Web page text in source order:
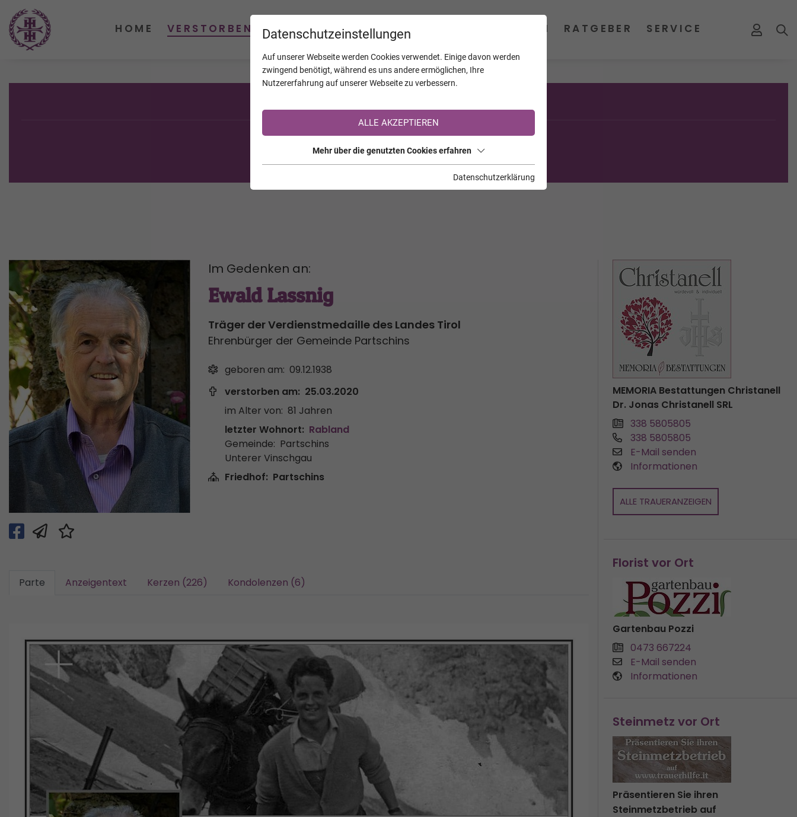
Sie sind noch nicht auf TrauerHilfe.it registriert?
>> zur kostenlosen Registrierung <<
Im Gedenken an:
Ewald Lassnig
Träger der Verdienstmedaille des Landes Tirol
Ehrenbürger der Gemeinde Partschins
geboren am: 09.12.1938
verstorben am: 25.03.2020
im Alter von: 81 Jahren
letzter Wohnort: Rabland
Gemeinde: Partschins
Unterer Vinschgau
Friedhof: Partschins
Parte Anzeigentext Kerzen (226) Kondolenzen (6)
MEMORIA Bestattungen Christanell
Dr. Jonas Christanell SRL
338 5805805
338 5805805
E-Mail senden
Informationen
ALLE TRAUERANZEIGEN
Florist vor Ort
Gartenbau Pozzi
0473 667224
E-Mail senden
Informationen
Steinmetz vor Ort
Präsentieren Sie ihren
Steinmetzbetrieb auf
Datenschutzeinstellungen
Auf unserer Webseite werden Cookies verwendet. Einige davon werden
zwingend benötigt, während es uns andere ermöglichen, Ihre
Nutzererfahrung auf unserer Webseite zu verbessern.
ALLE AKZEPTIEREN
Mehr über die genutzten Cookies erfahren
Datenschutzerklärung
HOME VERSTORBENE KALENDER JAHRESTAGE UNTERNEHMEN RATGEBER SERVICE